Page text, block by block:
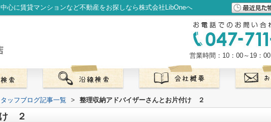
に賃貸マンションなど不動産をお探しなら株式会社LibOneへ
営業時間：10：00～19：00
ッフブログ記事一覧 > 整理収納アドバイザーさんとお片付け ２
け ２